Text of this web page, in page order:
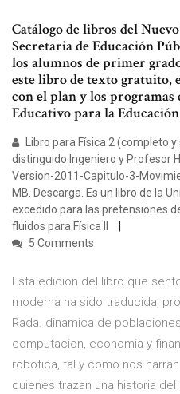
Catálogo de libros del
Secretaria de Educación
los alumnos de primer
este libro de texto gratuito,
con el plan y los programas
Educativo para la
Libro para Física 2 (completo
distinguido Ingeniero y Profesor
Version-2011-Capitulo-3-
MB. Descarga. Es un libro de la
excedido para las pretensiones
fluidos para Física ll
5 Comments
Esta edicion del libro que
moderna ha sido traducida,
Rada. dinamica de
computacion, economia y
robotica, tal y como nos
quienes trazan una historia